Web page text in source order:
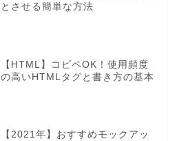
とさせる簡単な方法
【HTML】コピペOK！使用頻度
の高いHTMLタグと書き方の基本
【2021年】おすすめモックアッ